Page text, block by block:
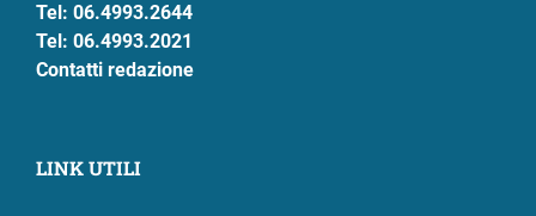
Tel: 06.4993.2644
Tel: 06.4993.2021
Contatti redazione
LINK UTILI